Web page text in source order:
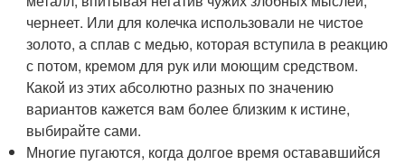
чернеет. Или для колечка использовали не чистое
золото, а сплав с медью, которая вступила в реакцию
с потом, кремом для рук или моющим средством.
Какой из этих абсолютно разных по значению
вариантов кажется вам более близким к истине,
выбирайте сами.
Многие пугаются, когда долгое время остававшийся